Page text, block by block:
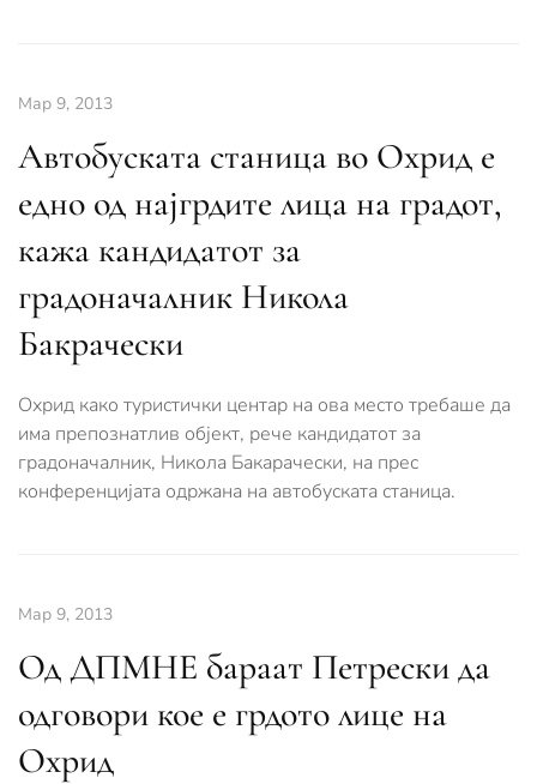
Мар 9, 2013
Автобуската станица во Охрид е
едно од најгрдите лица на градот,
кажа кандидатот за
градоначалник Никола
Бакрачески
Охрид како туристички центар на ова место требаше да
има препознатлив објект, рече кандидатот за
градоначалник, Никола Бакарачески, на прес
конференцијата одржана на автобуската станица.
Мар 9, 2013
Од ДПМНЕ бараат Петрески да
одговори кое е грдото лице на
Охрид